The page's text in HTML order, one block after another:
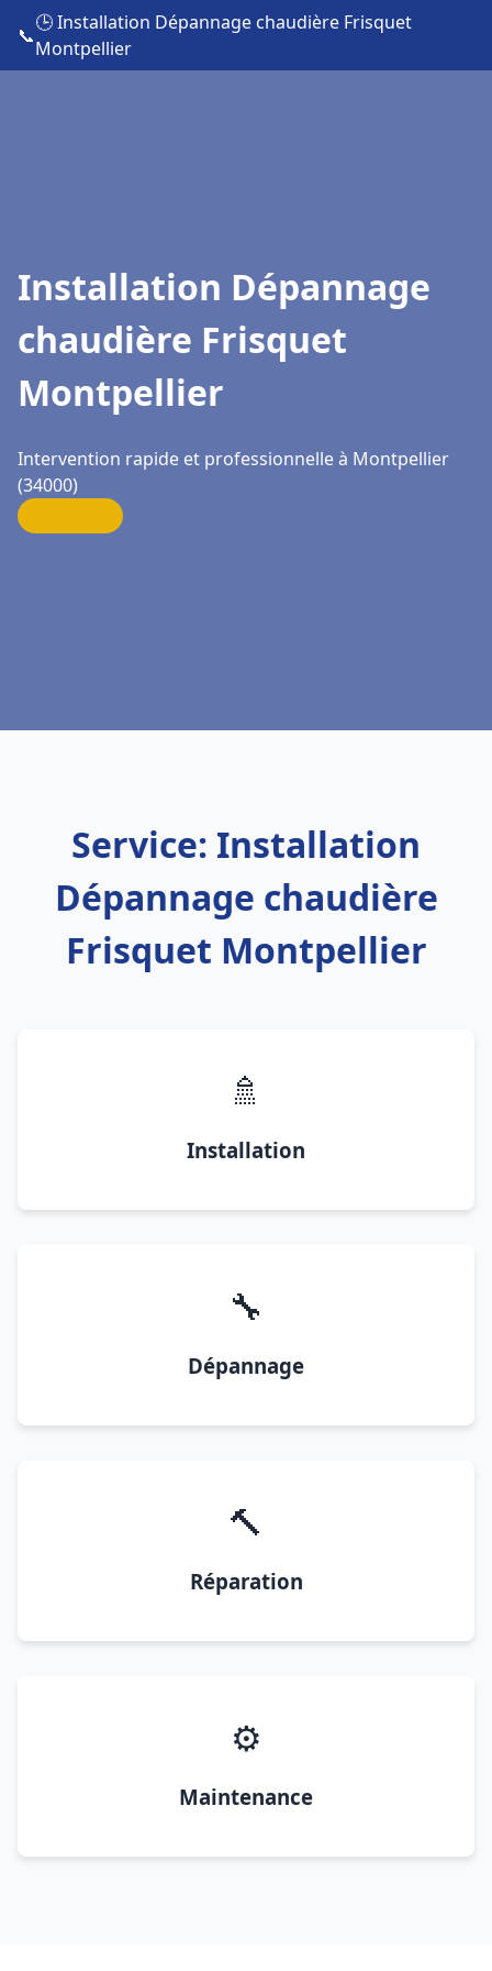
📞
🕒 Installation Dépannage chaudière Frisquet
Montpellier
Installation Dépannage
chaudière Frisquet
Montpellier
Intervention rapide et professionnelle à Montpellier
(34000)
Service: Installation
Dépannage chaudière
Frisquet Montpellier
🚿
Installation
🔧
Dépannage
🔨
Réparation
⚙️
Maintenance